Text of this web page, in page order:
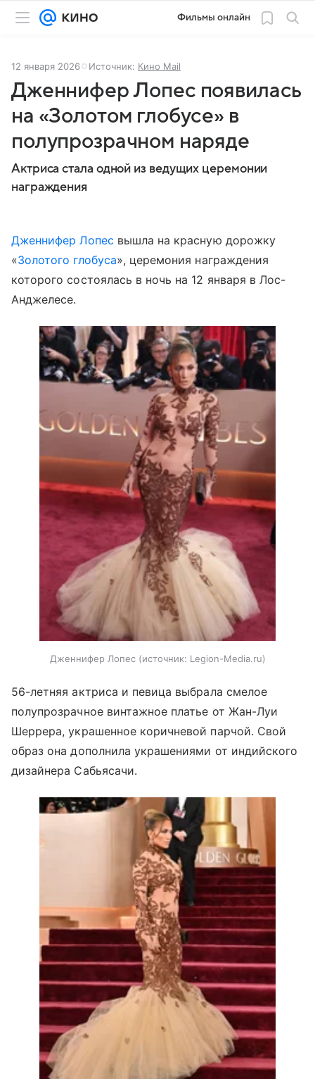
Фильмы онлайн
12 января 2026 Источник: Кино Mail
Дженнифер Лопес появилась
на «Золотом глобусе» в
полупрозрачном наряде
Актриса стала одной из ведущих церемонии
награждения
Дженнифер Лопес вышла на красную дорожку
«Золотого глобуса», церемония награждения
которого состоялась в ночь на 12 января в Лос-
Анджелесе.
Дженнифер Лопес источник: Legion-Media.ru
56-летняя актриса и певица выбрала смелое
полупрозрачное винтажное платье от Жан-Луи
Шеррера, украшенное коричневой парчой. Свой
образ она дополнила украшениями от индийского
дизайнера Сабьясачи.